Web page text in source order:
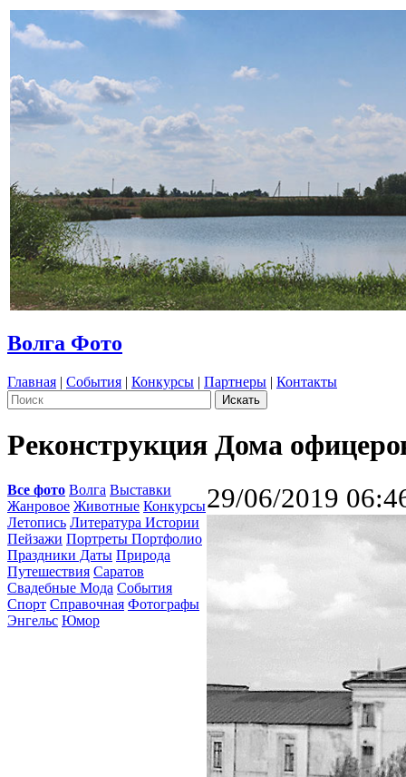
Волга Фото
Главная | События | Конкурсы | Партнеры | Контакты
Реконструкция Дома
Все фото Волга Выставки
Жанровое Животные Конкурсы
Летопись Литература Истории
Пейзажи Портреты Портфолио
Праздники Даты Природа
Путешествия Саратов
Свадебные Мода События
Спорт Справочная Фотографы
Энгельс Юмор
29/06/2019